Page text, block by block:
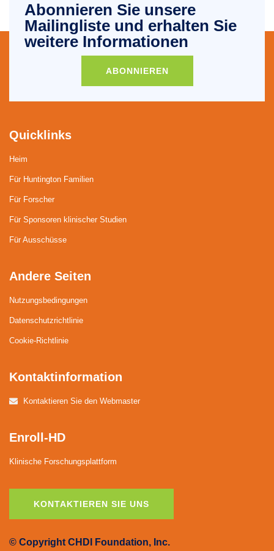
Abonnieren Sie unsere
Mailingliste und erhalten Sie
weitere Informationen
ABONNIEREN
Quicklinks
Heim
Für Huntington Familien
Für Forscher
Für Sponsoren klinischer Studien
Für Ausschüsse
Andere Seiten
Nutzungsbedingungen
Datenschutzrichtlinie
Cookie-Richtlinie
Kontaktinformation
Kontaktieren Sie den Webmaster
Enroll-HD
Klinische Forschungsplattform
KONTAKTIEREN SIE UNS
© Copyright CHDI Foundation, Inc.